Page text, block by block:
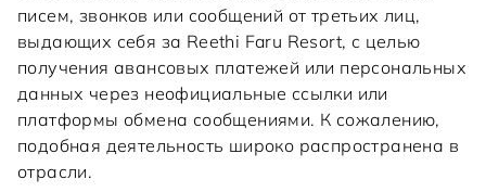
писем, звонков или сообщений от третьих лиц,
выдающих себя за Reethi Faru Resort, с целью
получения авансовых платежей или персональных
данных через неофициальные ссылки или
платформы обмена сообщениями. К сожалению,
подобная деятельность широко распространена в
отрасли.